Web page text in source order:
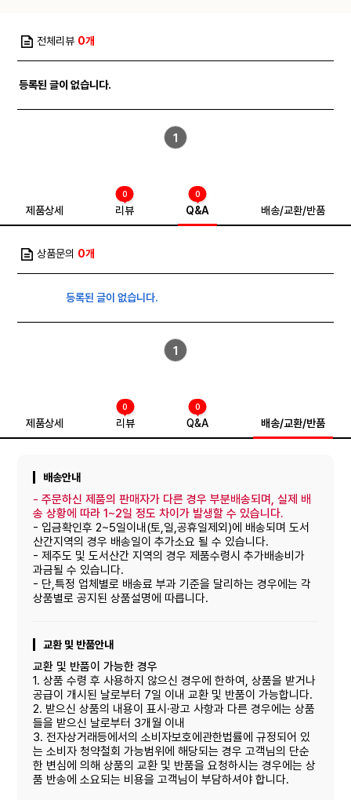
전체리뷰 0개
등록된 글이 없습니다.
1
제품상세 리뷰
0
Q&A
0
배송/교환/반품
상품문의 0개
등록된 글이 없습니다.
1
제품상세 리뷰
0
Q&A
0
배송/교환/반품
배송안내
-주문하신 제품의 판매자가 다른 경우 부분배송되며, 실제 배
송 상황에 따라 1~2일 정도 차이가 발생할 수 있습니다.
- 입금확인후 2~5일이내(토,일,공휴일제외)에 배송되며 도서
산간지역의 경우 배송일이 추가소요 될 수 있습니다.
- 제주도 및 도서산간 지역의 경우 제품수령시 추가배송비가
과금될 수 있습니다.
- 단,특정 업체별로 배송료 부과 기준을 달리하는 경우에는 각
상품별로 공지된 상품설명에 따릅니다.
교환 및 반품안내
교환 및 반품이 가능한 경우
1. 상품 수령 후 사용하지 않으신 경우에 한하여, 상품을 받거나
공급이 개시된 날로부터 7일 이내 교환 및 반품이 가능합니다.
2. 받으신 상품의 내용이 표시·광고 사항과 다른 경우에는 상품
들을 받으신 날로부터 3개월 이내
3. 전자상거래등에서의 소비자보호에관한법률에 규정되어 있
는 소비자 청약철회 가능범위에 해당되는 경우 고객님의 단순
한 변심에 의해 상품의 교환 및 반품을 요청하시는 경우에는 상
품 반송에 소요되는 비용을 고객님이 부담하셔야 합니다.